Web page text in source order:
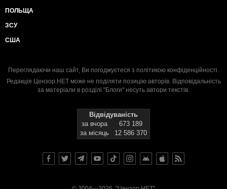
ПОЛЬЩА
ЗСУ
США
Переглядаючи наш сайт, Ви погоджуєтеся з політикою конфіденційності.
Редакція Цензор.НЕТ може не поділяти позицію авторів. Відповідальність
за матеріали в розділі "Блоги" несуть автори текстів.
Відвідуваність
за вчора
673 189
за місяць
12 586 370